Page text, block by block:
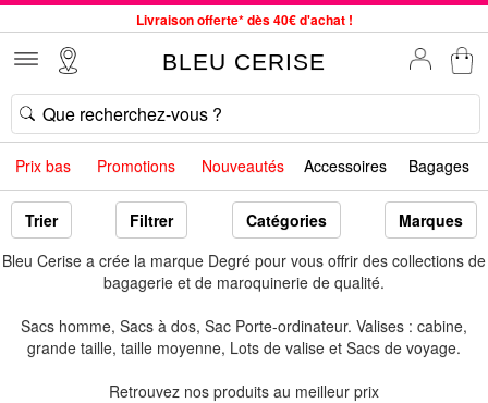
Livraison offerte* dès 40€ d'achat !
Commande avant 12h expédiée le jour même, du lundi au vendredi
33 magasins en France. Un à proximité de chez vous ?
Bon shopping chez BLEU CERISE !
Jusqu'à -75% sur le site du 29/07 au 27/08
Samsonite, Delsey, American Tourister, Little Marcel à Prix Bas
BLEU CERISE
Prix bas Promotions Nouveautés Accessoires Bagages
Trier Filtrer Catégories
Marques
Bleu Cerise a crée la marque Degré pour vous offrir des collections de
bagagerie et de maroquinerie de qualité.
Sacs homme, Sacs à dos, Sac Porte-ordinateur. Valises : cabine,
grande taille, taille moyenne, Lots de valise et Sacs de voyage.
Retrouvez nos produits au meilleur prix